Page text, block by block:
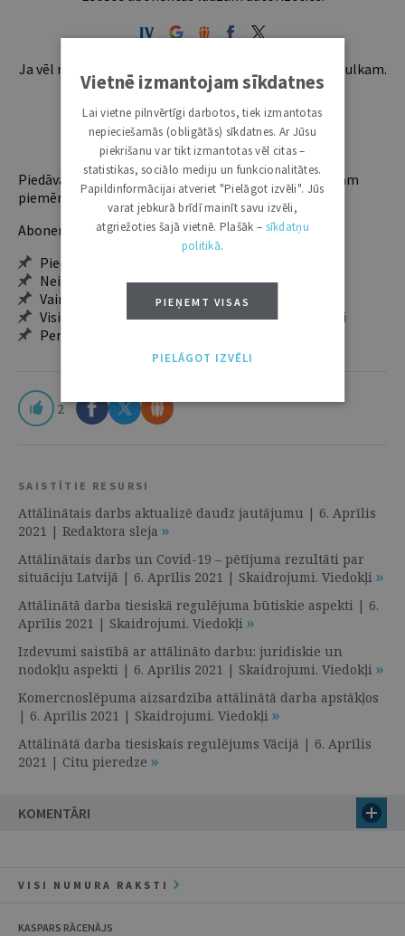
Ja vēl neesi abonents, aicinām pievienoties lasītāju pulkam.
Iegūsi tūlītēju piekļuvi digitālajam saturam!
ABONĒT
Piedāvājam trīs abonementu veidus. Vienam lietotājam
piemērotākais ir "Mazais" (3, 6 un 12 mēnešiem).
Abonentu ieguvumi:
Pieeja jaunākajam izdevumam
Neierobežota pieeja arhīvam – 24 h/7 d.
Vairāk nekā 18 000 rakstu un 2000 autoru
Visi tematiskie numuri un ikgadējie grāmatžurnāli
Personalizētās iespējas – piezīmes, citāti, mapes
2
SAISTĪTIE RESURSI
Attālinātais darbs aktualizē daudz jautājumu | 6. Aprīlis
2021 | Redaktora sleja
Attālinātais darbs un Covid-19 – pētījuma rezultāti par
situāciju Latvijā | 6. Aprīlis 2021 | Skaidrojumi. Viedokļi
Attālinātā darba tiesiskā regulējuma būtiskie aspekti | 6.
Aprīlis 2021 | Skaidrojumi. Viedokļi
Izdevumi saistībā ar attālināto darbu: juridiskie un
nodokļu aspekti | 6. Aprīlis 2021 | Skaidrojumi. Viedokļi
Komercnoslēpuma aizsardzība attālinātā darba apstākļos
| 6. Aprīlis 2021 | Skaidrojumi. Viedokļi
Attālinātā darba tiesiskais regulējums Vācijā | 6. Aprīlis
2021 | Citu pieredze
KOMENTĀRI
VISI NUMURA RAKSTI
KASPARS RĀCENĀJS
Vietnē izmantojam sīkdatnes
Lai vietne pilnvērtīgi darbotos, tiek izmantotas
nepieciešamās (obligātās) sīkdatnes. Ar Jūsu
piekrišanu var tikt izmantotas vēl citas –
statistikas, sociālo mediju un funkcionalitātes.
Papildinformācijai atveriet "Pielāgot izvēli". Jūs
varat jebkurā brīdī mainīt savu izvēli,
atgriežoties šajā vietnē. Plašāk – sīkdatņu
politikā.
PIEŅEMT VISAS
PIELĀGOT IZVĒLI